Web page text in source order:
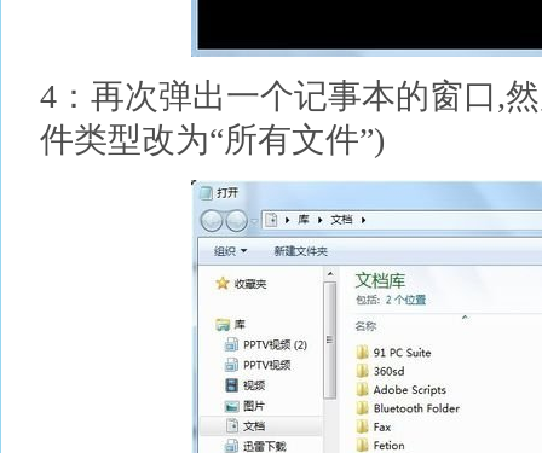
4：再次弹出一个记事本的窗口,
件类型改为“所有文件”)